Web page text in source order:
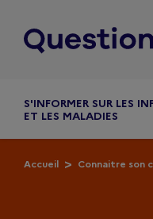
S'INFORMER SUR LES
ET LES MALADIES
Accueil Connaitre son